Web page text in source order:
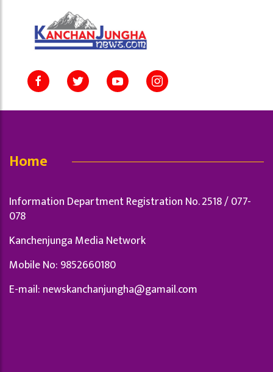
Home
Information Department Registration No. 2518 / 077-
078
Kanchenjunga Media Network
Mobile No: 9852660180
E-mail: newskanchanjungha@gamail.com